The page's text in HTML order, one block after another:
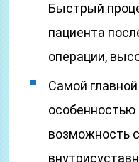
Быстрый
пациента
операции,
Самой
возможность